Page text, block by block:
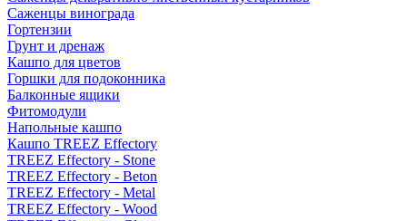
Саженцы винограда
Гортензии
Грунт и дренаж
Кашпо для цветов
Горшки для подоконника
Балконные ящики
Фитомодули
Напольные кашпо
Кашпо TREEZ Effectory
TREEZ Effectory - Stone
TREEZ Effectory - Beton
TREEZ Effectory - Metal
TREEZ Effectory - Wood